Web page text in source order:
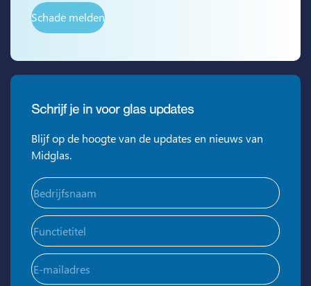
Schade melden
Schrijf je in voor glas updates
Blijf op de hoogte van de updates en nieuws van
Midglas.
Bedrijfsnaam
Functietitel
E-
mailadres(Vereist)